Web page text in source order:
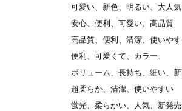
可愛い、新色、明るい、大人気
安心、便利、可愛い、高品質
高品質、便利、清潔、使いや
便利、可愛くて、カラー、
ボリューム、長持ち、細い、
超柔らか、清潔、使いやすい
蛍光、柔らかい、人気、新発